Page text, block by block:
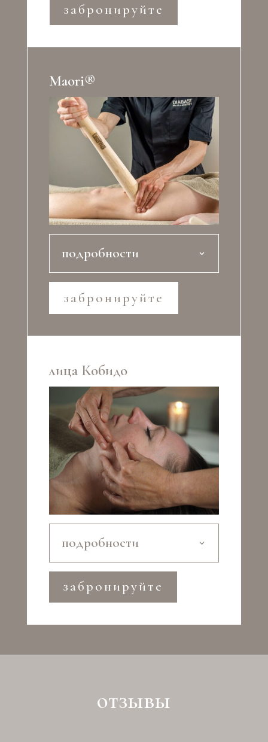
забронируйте
Maori®
подробности
забронируйте
лица Кобидо
подробности
забронируйте
отзывы